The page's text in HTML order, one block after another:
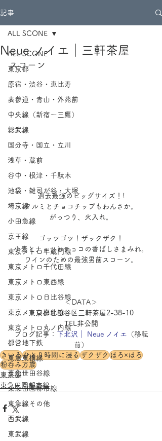
記事
ALL SCONE
東京都
原宿・渋谷・恵比寿
表参道・青山・外苑前
中央線（新宿～三鷹）
総武線
国分寺・国立・立川
浅草・蔵前
谷中・根津・千駄木
池袋・雑司が谷・大塚
埼京線
小田急線
京王線
東京メトロ半蔵門線
東京メトロ千代田線
東京メトロ東西線
東京メトロ日比谷線
東京メトロ南北線
東京メトロ丸ノ内線
都営地下鉄
東急東横線
東急世田谷線
東急田園都市線
東急線その他
西武線
東武線
ALL SCONE
Neue ノイエ｜三軒茶屋
スコーン
過去最強のビッグサイズ！!
クルミとチョコチップもわんさか。
がっつり、火入れ。
ゴッツゴツ！ザックザク！
小麦とナッツとチョコの香ばしさまみれ。
ワインのための最強男前スコーン。
＜DATA＞
東京都世田谷区三軒茶屋2-38-10
TEL非公開
ブログ記事： 下北沢｜ Neue ノイエ （移転
前）
きいろひとり時間に浸るザクザクほろ×ほろ
粉呑み万歳
東京都
東急田園都市線